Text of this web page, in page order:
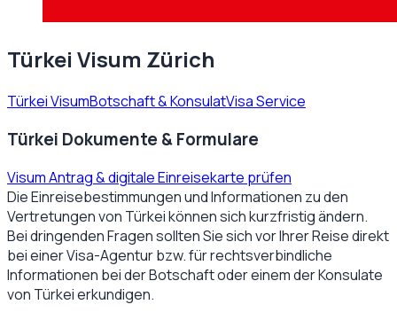
Türkei Visum Zürich
Türkei VisumBotschaft & KonsulatVisa Service
Türkei Dokumente & Formulare
Visum Antrag & digitale Einreisekarte prüfen
Die Einreisebestimmungen und Informationen zu den
Vertretungen von Türkeikönnen sich kurzfristig ändern.
Bei dringenden Fragen sollten Sie sich vor Ihrer Reise direkt
bei einer Visa-Agentur bzw. für rechtsverbindliche
Informationen bei der Botschaft oder einem der Konsulate
von Türkeierkundigen.